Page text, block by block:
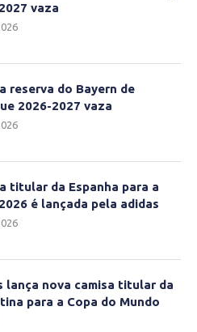
vaza
reserva do Bayern de
2026-2027 vaza
titular da Espanha para a
é lançada pela adidas
lança nova camisa titular da
para a Copa do Mundo